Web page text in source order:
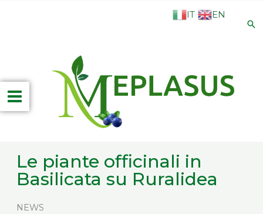
IT EN
Menu
Le piante officinali in
Basilicata su Ruralidea
NEWS